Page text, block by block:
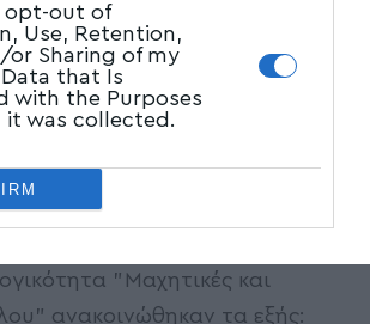
opt-out of
Use, Retention,
or Sharing of my
that Is
with the Purposes
it was collected.
Ελεύθερες Βόλου: Ο δήμαρχος
να είναι παράδειγμα προς
προς αποφυγή
"Μαχητικές και
ανακοινώθηκαν τα εξής: